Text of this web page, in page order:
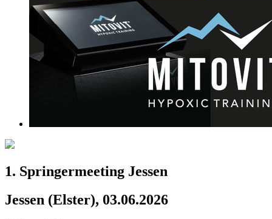
1. Springermeeting Jessen
Jessen (Elster), 03.06.2026